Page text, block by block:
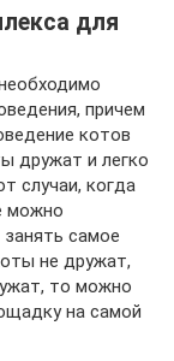
для
причем
котов
дружат и легко
случаи, когда
можно
самое
не дружат,
то можно
на самой